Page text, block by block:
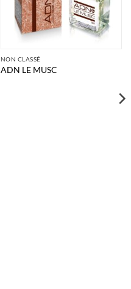
NON CLASSÉ
ADN LE MUSC